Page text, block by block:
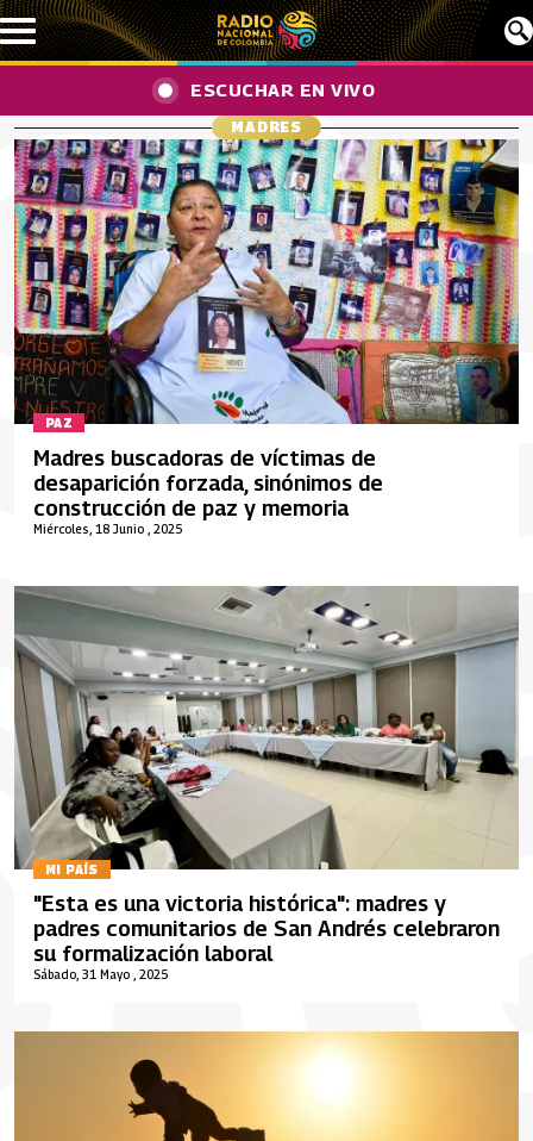
Pasar al contenido principal
ESCUCHAR EN VIVO
MADRES
PAZ
Miércoles, 18 Junio , 2025
Madres buscadoras de víctimas de
desaparición forzada, sinónimos de
construcción de paz y memoria
MI PAÍS
Sábado, 31 Mayo , 2025
"Esta es una victoria histórica": madres y
padres comunitarios de San Andrés celebraron
su formalización laboral